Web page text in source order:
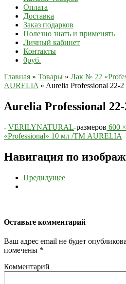
Оплата
Доставка
Заказ подарков
Полезно знать и применять
Личный кабинет
Контакты
0руб.
Главная » Товары » Лак № 22
AURELIA » Aurelia Professional 22-2
Aurelia Professional 22-
- VERILYNATURAL-размеров 600
«Professional» 10 мл /ТМ AURELIA
Навигация по
Предидущее
Оставьте комментарий
Ваш адрес email не будет
помечены *
Комментарий